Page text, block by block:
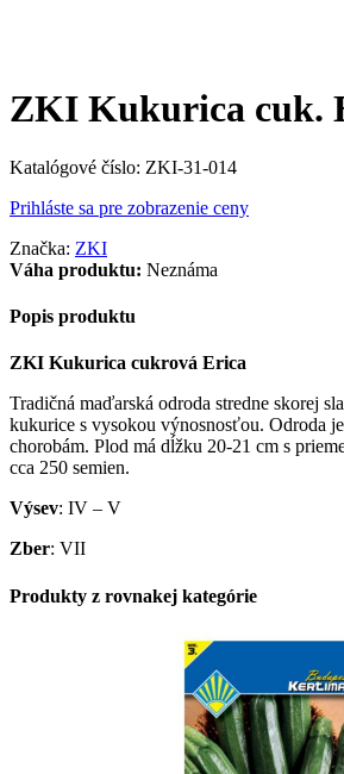
ZKI Kukurica cuk.
Katalógové číslo: ZKI-31-014
Prihláste sa pre zobrazenie ceny
Značka: ZKI
Váha produktu: Neznáma
Popis produktu
ZKI Kukurica cukrová Erica
Tradičná maďarská odroda stredne skorej
kukurice s vysokou výnosnosťou. Odroda
chorobám. Plod má dĺžku 20-21 cm s
cca 250 semien.
Výsev: IV – V
Zber: VII
Produkty z rovnakej kategórie